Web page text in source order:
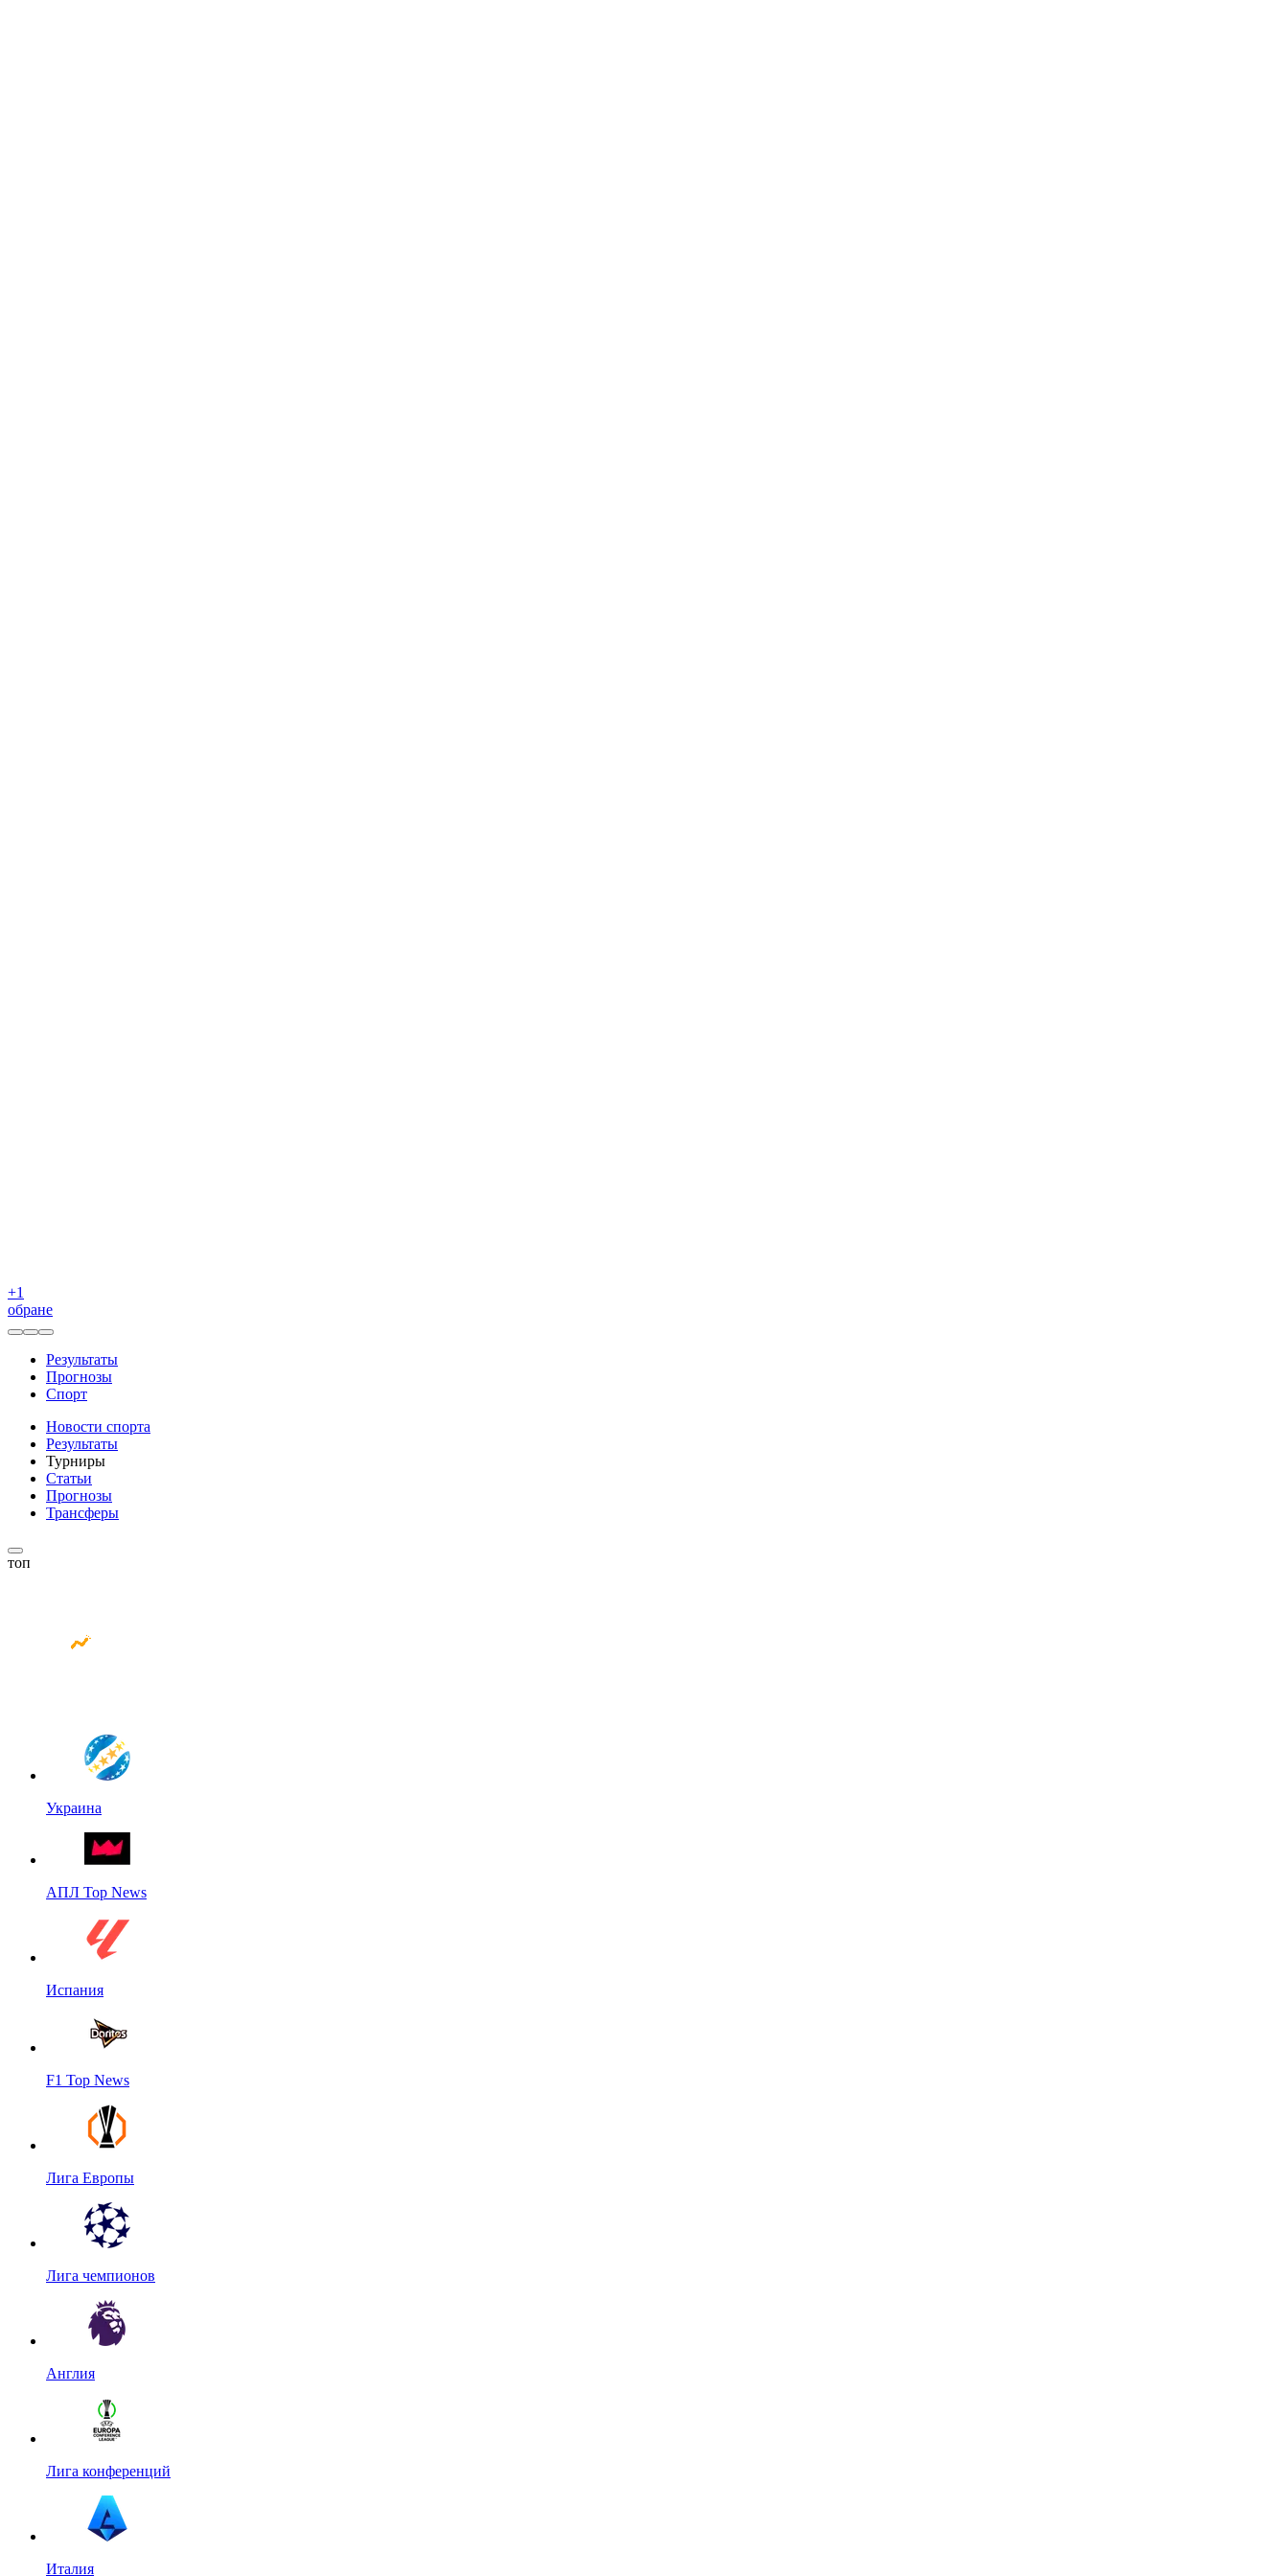
+1
обране
Результаты
Прогнозы
Спорт
Новости спорта
Результаты
Турниры
Статьи
Прогнозы
Трансферы
топ
Украина
АПЛ Top News
Испания
F1 Top News
Лига Европы
Лига чемпионов
Англия
Лига конференций
Италия